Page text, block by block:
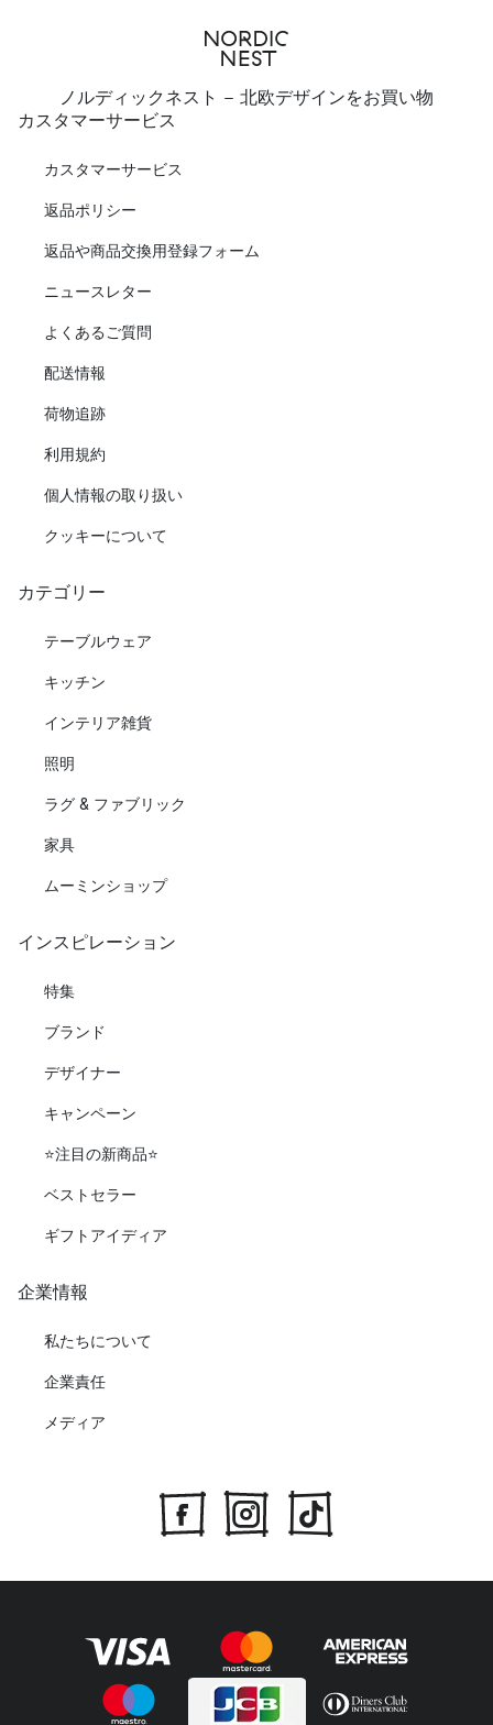
ノルディックネスト - 北欧デザインをお買い物
カスタマーサービス
カスタマーサービス
返品ポリシー
返品や商品交換用登録フォーム
ニュースレター
よくあるご質問
配送情報
荷物追跡
利用規約
個人情報の取り扱い
クッキーについて
カテゴリー
テーブルウェア
キッチン
インテリア雑貨
照明
ラグ & ファブリック
家具
ムーミンショップ
インスピレーション
特集
ブランド
デザイナー
キャンペーン
⭐️注目の新商品⭐️
ベストセラー
ギフトアイディア
企業情報
私たちについて
企業責任
メディア